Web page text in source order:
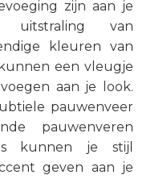
zijn aan je
uitstraling van
kleuren van
een vleugje
aan je look.
pauwenveer
pauwenveren
kunnen je stijl
geven aan je